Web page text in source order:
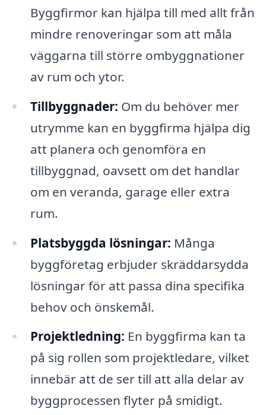
Byggfirmor kan hjälpa till med allt från
mindre renoveringar som att måla
väggarna till större ombyggnationer
av rum och ytor.
Tillbyggnader: Om du behöver mer
utrymme kan en byggfirma hjälpa dig
att planera och genomföra en
tillbyggnad, oavsett om det handlar
om en veranda, garage eller extra
rum.
Platsbyggda lösningar: Många
byggföretag erbjuder skräddarsydda
lösningar för att passa dina specifika
behov och önskemål.
Projektledning: En byggfirma kan ta
på sig rollen som projektledare, vilket
innebär att de ser till att alla delar av
byggprocessen flyter på smidigt.